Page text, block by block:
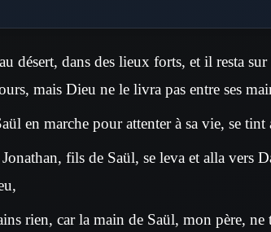
désert, dans des lieux forts, et il resta
mais Dieu ne le livra pas entre ses
en marche pour attenter à sa vie, se
fils de Saül, se leva et alla vers
rien, car la main de Saül, mon père, ne